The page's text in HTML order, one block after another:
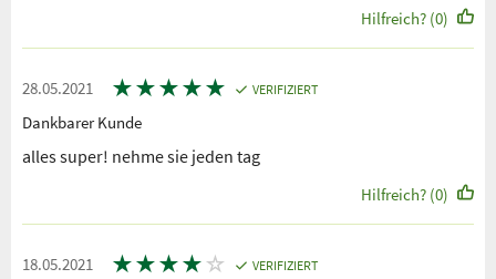
Hilfreich? (0)
28.05.2021 ★★★★★ VERIFIZIERT
Dankbarer Kunde
alles super! nehme sie jeden tag
Hilfreich? (0)
18.05.2021 ★★★★ ☆ VERIFIZIERT